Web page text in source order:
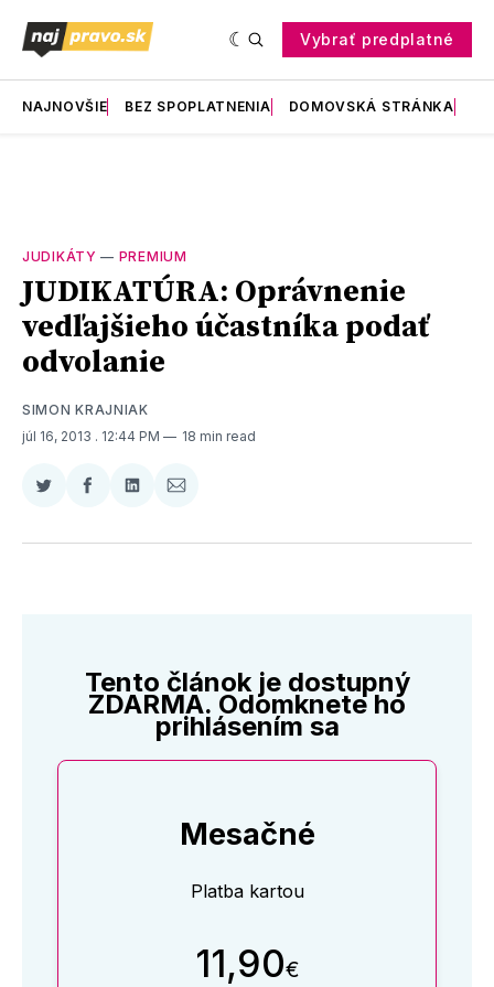
Vybrať predplatné
NAJNOVŠIE BEZ SPOPLATNENIA DOMOVSKÁ STRÁNKA
JUDIKÁTY — PREMIUM
JUDIKATÚRA: Oprávnenie
vedľajšieho účastníka podať
odvolanie
SIMON KRAJNIAK
júl 16, 2013 . 12:44 PM 18 min read
Zdieľať
Twitter
Zdieľať
Facebooku
Zdieľať
LinkedIne
Zdieľať
E-
Tento článok je dostupný
ZDARMA. Odomknete ho
prihlásením sa
Mesačné
Platba kartou
11,90€